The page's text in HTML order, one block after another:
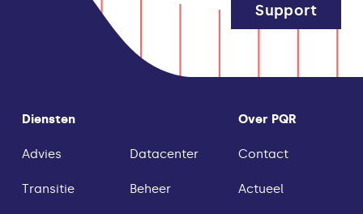
Diensten
Advies
Transitie
Datacenter
Beheer
Over PQR
Contact
Actueel
Support